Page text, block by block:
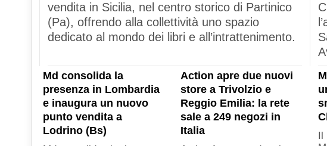
vendita in Sicilia, nel centro storico di Partinico
(Pa), offrendo alla collettività uno spazio
dedicato al mondo dei libri e all’intrattenimento.
Md consolida la
presenza in Lombardia
e inaugura un nuovo
punto vendita a
Lodrino (Bs)
Action apre due nuovi
store a Trivolzio e
Reggio Emilia: la rete
sale a 249 negozi in
Italia
Il